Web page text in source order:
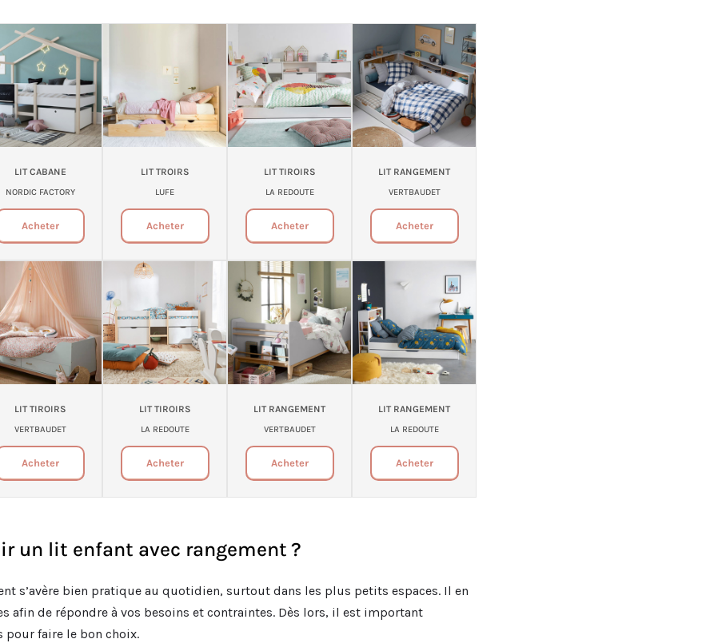
LIT CABANE
NORDIC FACTORY
Acheter
LIT TROIRS
LUFE
Acheter
LIT TIROIRS
LA REDOUTE
Acheter
LIT RANGEMENT
VERTBAUDET
Acheter
LIT TIROIRS
VERTBAUDET
Acheter
LIT TIROIRS
LA REDOUTE
Acheter
LIT RANGEMENT
VERTBAUDET
Acheter
LIT RANGEMENT
LA REDOUTE
Acheter
un lit enfant avec rangement ?
s’avère bien pratique au quotidien, surtout dans les plus petits espaces. Il en
afin de répondre à vos besoins et contraintes. Dès lors, il est important
pour faire le bon choix.